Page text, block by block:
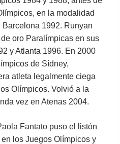
en la modalidad
1992. Runyan
oro Paralímpicas en sus
y Atlanta 1996. En 2000
de Sídney,
atleta legalmente ciega
Olímpicos. Volvió a la
vez en Atenas 2004.
Fantato puso el listón
los Juegos Olímpicos y